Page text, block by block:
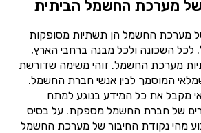
של מערכת החשמל הביתית
מערכת החשמל הן תשתיות מסופקות
השכונה ולכל מבנה ברחבי הארץ,
מערכת החשמל. זוהי משימה שדורשת
המוסמך לבין אנשי חברת החשמל.
מקבל את כל המידע בנוגע למתח
של חברת החשמל מספקת. על בסיס
מהי נקודת החיבור של מערכת החשמל